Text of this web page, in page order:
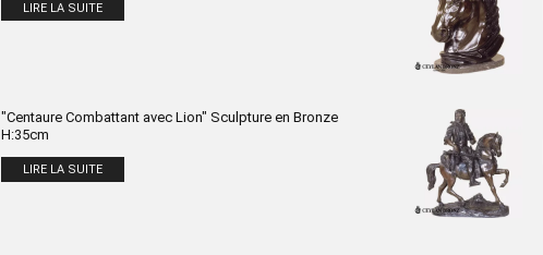
LIRE LA SUITE
"Centaure Combattant avec Lion" Sculpture en Bronze
H:35cm
LIRE LA SUITE